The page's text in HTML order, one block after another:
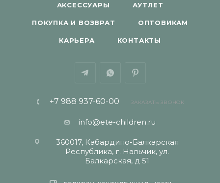
АКСЕССУАРЫ АУТЛЕТ
ПОКУПКА И ВОЗВРАТ ОПТОВИКАМ
КАРЬЕРА КОНТАКТЫ
+7 988 937-60-00 ЗАКАЗАТЬ ЗВОНОК
info@ete-children.ru
360017, Кабардино-Балкарская
Республика, г. Нальчик, ул.
Балкарская, д 51